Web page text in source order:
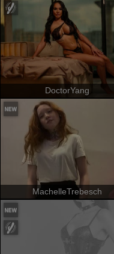
DoctorYang
MachelleTrebesch